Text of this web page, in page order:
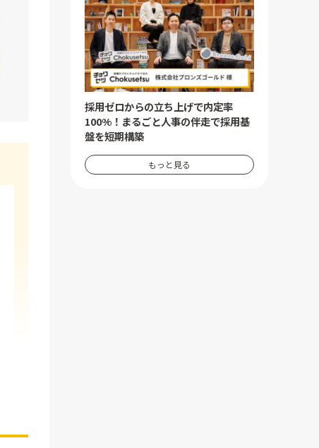
採用ゼロからの立ち上げで内定率
100%！まるごと人事の伴走で採用基
盤を短期構築
もっと見る